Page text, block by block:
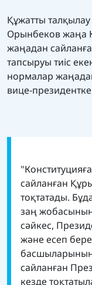
Құжатты
Орынбеков жаңа
жаңадан
тапсыруы тиіс
нормалар
вице-
сайланған
тоқтатады.
заң
сәйкес,
және есеп
басшыларының
сайланған
кезде